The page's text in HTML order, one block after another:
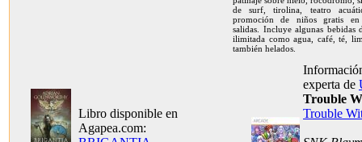
de surf, tirolina, teatro
promoción de niños gratis en
salidas. Incluye algunas bebidas
ilimitada como agua, café, té,
también helados.
Libro disponible en
Agapea.com:
experta de
Trouble
Trouble